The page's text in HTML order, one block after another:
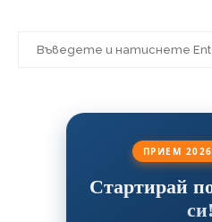
ПРИЕМ
Стартирай
си!